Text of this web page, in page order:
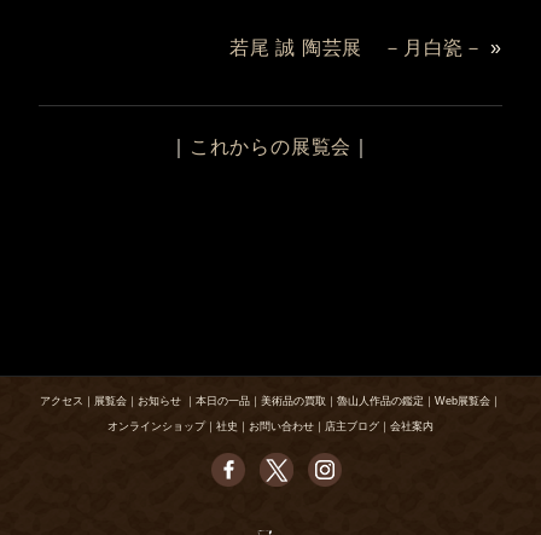
若尾 誠 陶芸展 －月白瓷－ »
これからの展覧会
アクセス ｜ 展覧会 ｜ お知らせ ｜ 本日の一品 ｜ 美術品の買取 ｜ 魯山人作品の鑑定 ｜ Web展覧会 ｜
オンラインショップ｜ 社史 ｜ お問い合わせ ｜ 店主ブログ ｜ 会社案内